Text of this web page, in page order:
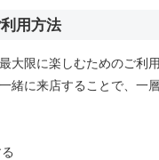
用方法
大限に楽しむためのご利
緒に来店することで、一